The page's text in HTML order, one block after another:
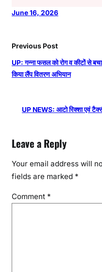
June 16, 2026
Previous Post
UP: गन्ना फसल को रोग व कीटों से
किया लैंप वितरण अभियान
UP NEWS: आटो रिक्शा एवं
Leave a Reply
Your email address will
fields are marked *
Comment *